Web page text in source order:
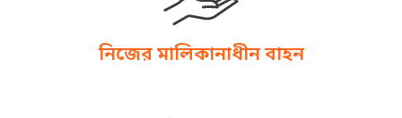
নিজের মালিকানাধীন বাহন